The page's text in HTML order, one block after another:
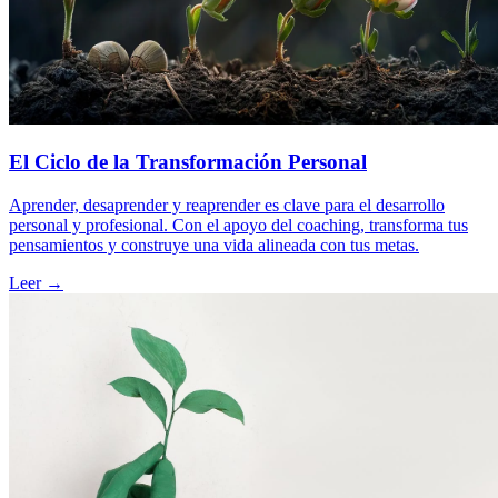
El Ciclo de la Transformación Personal
Aprender, desaprender y reaprender es clave para el desarrollo
personal y profesional. Con el apoyo del coaching, transforma tus
pensamientos y construye una vida alineada con tus metas.
Leer →